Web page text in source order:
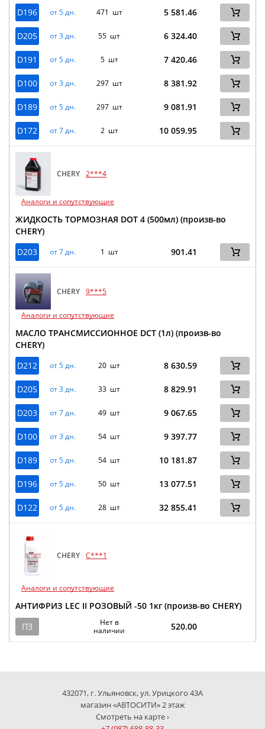
D196 от 5 дн. 471 шт 5 581.46
D205 от 3 дн. 55 шт 6 324.40
D191 от 5 дн. 5 шт 7 420.46
D100 от 3 дн. 297 шт 8 381.92
D189 от 5 дн. 297 шт 9 081.91
D172 от 7 дн. 2 шт 10 059.95
CHERY 2***4
Аналоги и сопутствующие
ЖИДКОСТЬ ТОРМОЗНАЯ DOT 4 (500мл) (произв-во
CHERY)
D203
от 7 дн. 1 шт 901.41
CHERY 9***5
Аналоги и сопутствующие
МАСЛО ТРАНСМИССИОННОЕ DCT (1л) (произв-во
CHERY)
D212
от 5 дн. 20 шт 8 630.59
D205 от 3 дн. 33 шт 8 829.91
D203 от 7 дн. 49 шт 9 067.65
D100 от 3 дн. 54 шт 9 397.77
D189 от 5 дн. 54 шт 10 181.87
D196 от 5 дн. 50 шт 13 077.51
D122 от 5 дн. 28 шт 32 855.41
CHERY C***1
Аналоги и сопутствующие
АНТИФРИЗ LEC II РОЗОВЫЙ -50 1кг (произв-во CHERY)
ПЗ
Нет в
наличии
520.00
432071, г. Ульяновск, ул. Урицкого 43А
магазин «АВТОСИТИ» 2 этаж
Смотреть на карте ›